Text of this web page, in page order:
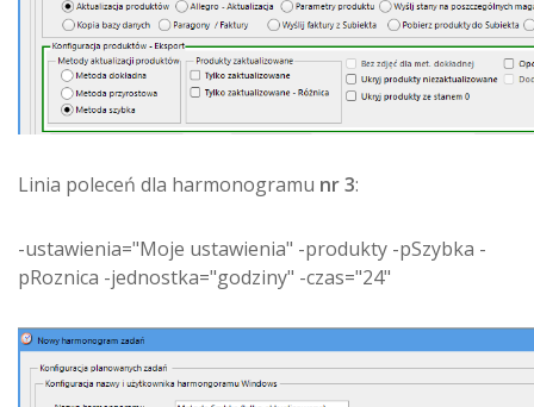
Linia poleceń dla harmonogramu nr 3:
-ustawienia="Moje ustawienia" -produkty -pSzybka -
pRoznica -jednostka="godziny" -czas="24"